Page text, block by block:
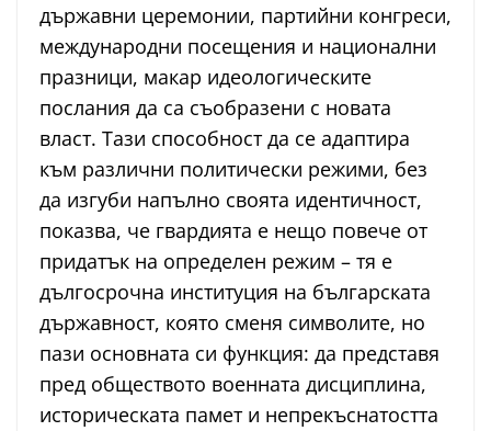
държавни церемонии, партийни конгреси,
международни посещения и национални
празници, макар идеологическите
послания да са съобразени с новата
власт. Тази способност да се адаптира
към различни политически режими, без
да изгуби напълно своята идентичност,
показва, че гвардията е нещо повече от
придатък на определен режим – тя е
дългосрочна институция на българската
държавност, която сменя символите, но
пази основната си функция: да представя
пред обществото военната дисциплина,
историческата памет и непрекъснатостта